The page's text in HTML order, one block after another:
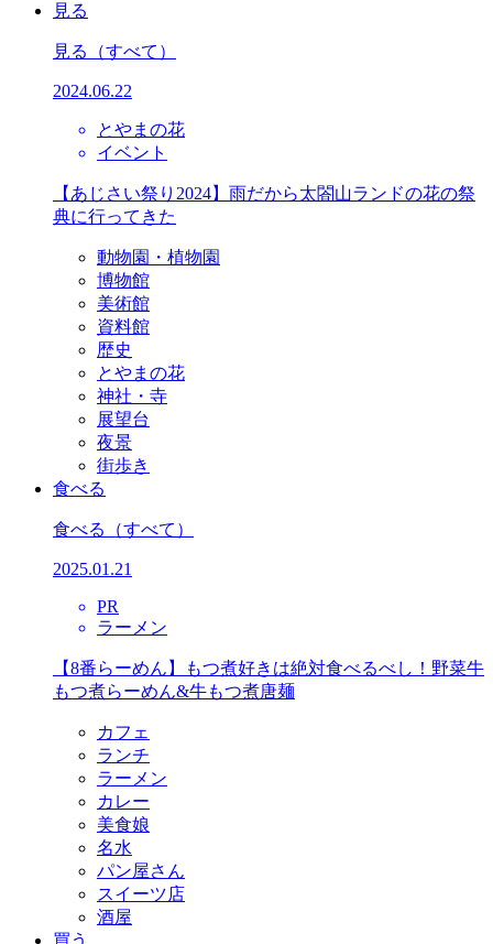
見る
見る （すべて）
2024.06.22
とやまの花
イベント
【あじさい祭り2024】雨だから太閤山ランドの花の祭
典に行ってきた
動物園・植物園
博物館
美術館
資料館
歴史
とやまの花
神社・寺
展望台
夜景
街歩き
食べる
食べる （すべて）
2025.01.21
PR
ラーメン
【8番らーめん】もつ煮好きは絶対食べるべし！野菜牛
もつ煮らーめん&牛もつ煮唐麺
カフェ
ランチ
ラーメン
カレー
美食娘
名水
パン屋さん
スイーツ店
酒屋
買う